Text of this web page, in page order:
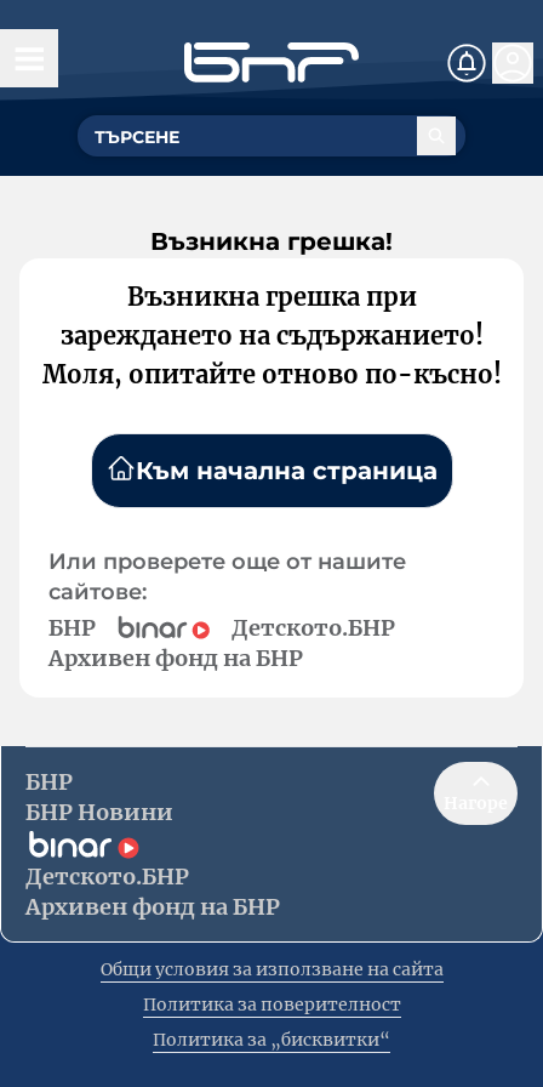
Възникна грешка!
Възникна грешка при
зареждането на съдържанието!
Моля, опитайте отново по-късно!
Към начална страница
Или проверете още от нашите
сайтове:
БНР
Детското.БНР
Архивен фонд на БНР
БНР
БНР Новини
Детското.БНР
Архивен фонд на БНР
Общи условия за използване на сайта
Политика за поверителност
Политика за „бисквитки“